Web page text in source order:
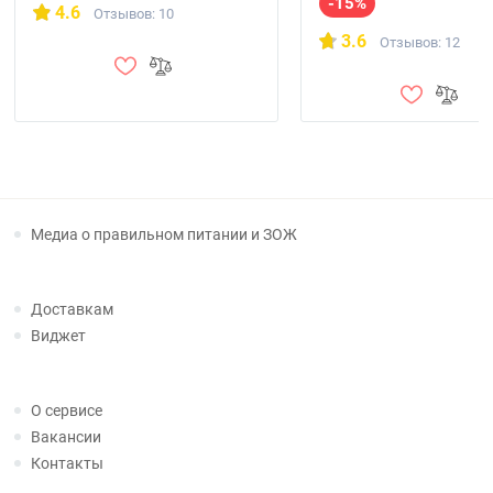
4.6 Отзывов: 10
3.6 Отзывов: 12
Медиа о правильном питании и ЗОЖ
Доставкам
Виджет
О сервисе
Вакансии
Контакты